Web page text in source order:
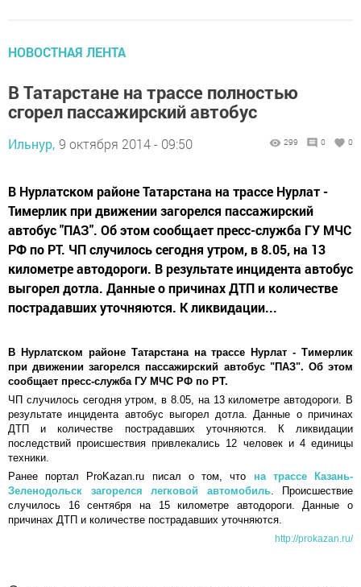
НОВОСТНАЯ ЛЕНТА
В Татарстане на трассе полностью
сгорел пассажирский автобус
Ильнур, 9 октября 2014 - 09:50 299 0 0
В Нурлатском районе Татарстана на трассе Нурлат -
Тимерлик при движении загорелся пассажирский
автобус "ПАЗ". Об этом сообщает пресс-служба ГУ МЧС
РФ по РТ. ЧП случилось сегодня утром, в 8.05, на 13
километре автодороги. В результате инцидента автобус
выгорел дотла. Данные о причинах ДТП и количестве
пострадавших уточняются. К ликвидации...
В Нурлатском районе Татарстана на трассе Нурлат - Тимерлик
при движении загорелся пассажирский автобус "ПАЗ". Об этом
сообщает пресс-служба ГУ МЧС РФ по РТ.
ЧП случилось сегодня утром, в 8.05, на 13 километре автодороги. В
результате инцидента автобус выгорел дотла. Данные о причинах
ДТП и количестве пострадавших уточняются. К ликвидации
последствий происшествия привлекались 12 человек и 4 единицы
техники.
Ранее портал ProKazan.ru писал о том, что на трассе Казань-
Зеленодольск загорелся легковой автомобиль. Происшествие
случилось 16 сентября на 15 километре автодороги. Данные о
причинах ДТП и количестве пострадавших уточняются.
http://prokazan.ru/